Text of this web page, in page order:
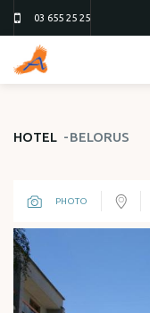
03 655 25 25
TOURS
ТУР 13
ТУР 26
FLIGHTS
ORDER FORM
HOTEL BELORUS
PHOTO